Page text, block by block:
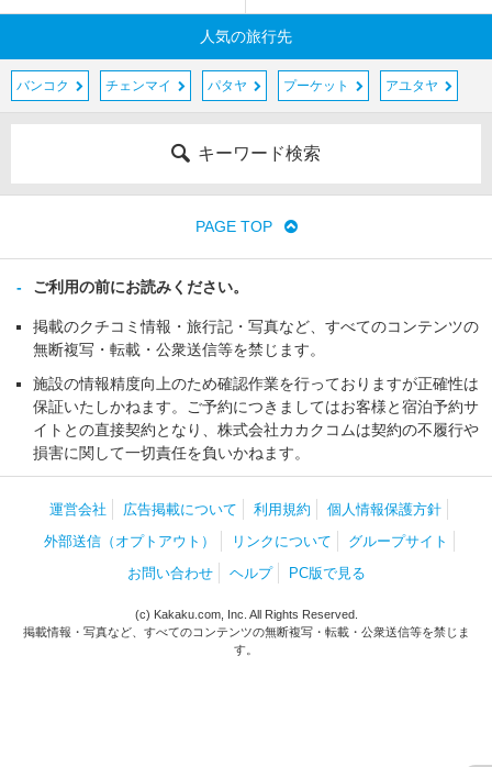
人気の旅行先
バンコク チェンマイ パタヤ プーケット アユタヤ
キーワード検索
PAGE TOP
ご利用の前にお読みください。
掲載のクチコミ情報・旅行記・写真など、すべてのコンテンツの
無断複写・転載・公衆送信等を禁じます。
施設の情報精度向上のため確認作業を行っておりますが正確性は
保証いたしかねます。ご予約につきましてはお客様と宿泊予約サ
イトとの直接契約となり、株式会社カカクコムは契約の不履行や
損害に関して一切責任を負いかねます。
運営会社 広告掲載について 利用規約
個人情報保護方針
外部送信（オプトアウト）
リンクについて
グループサイト
お問い合わせ
ヘルプ PC版で見る
(c) Kakaku.com, Inc. All Rights Reserved.
掲載情報・写真など、すべてのコンテンツの無断複写・転載・公衆送信等を禁じま
す。